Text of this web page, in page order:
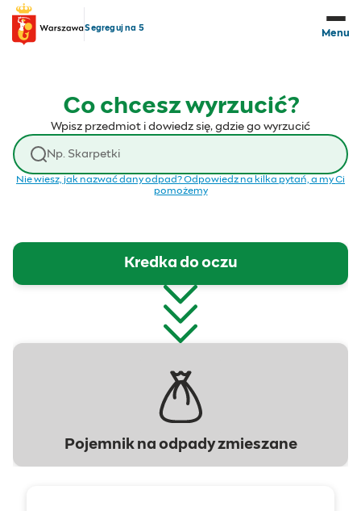
Przejdź do treści
Segreguj na 5
Menu
Co chcesz wyrzucić?
Wpisz przedmiot i dowiedz się, gdzie go wyrzucić
Wyszukaj odpad
Nie wiesz, jak nazwać dany odpad? Odpowiedz na kilka pytań, a my Ci
pomożemy
Kredka do oczu
Pojemnik na odpady zmieszane